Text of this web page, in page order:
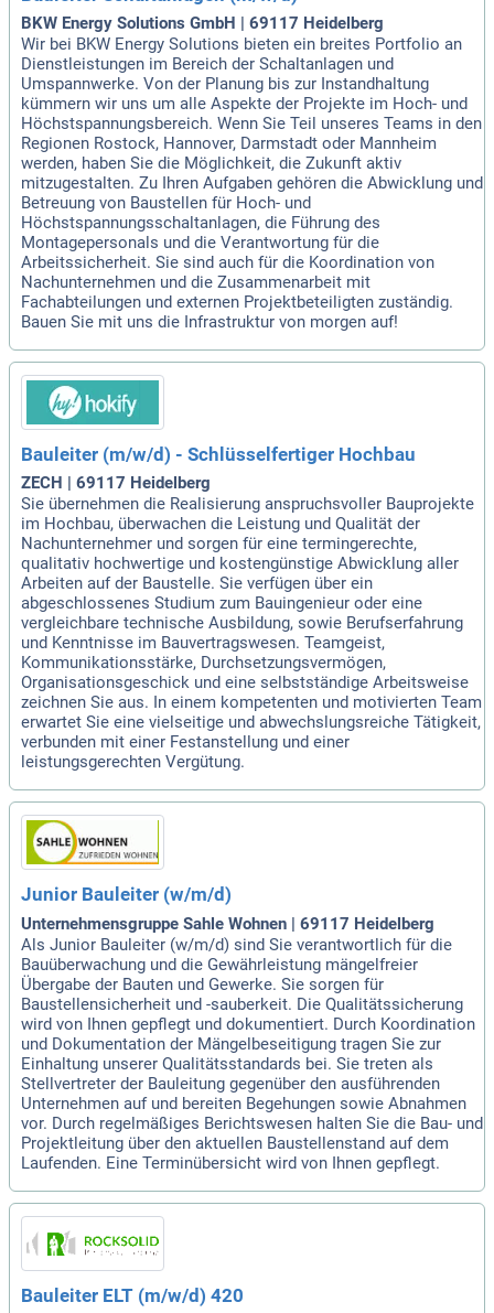
BKW Energy Solutions GmbH | 69117 Heidelberg
Wir bei BKW Energy Solutions bieten ein breites Portfolio an
Dienstleistungen im Bereich der Schaltanlagen und
Umspannwerke. Von der Planung bis zur Instandhaltung
kümmern wir uns um alle Aspekte der Projekte im Hoch- und
Höchstspannungsbereich. Wenn Sie Teil unseres Teams in den
Regionen Rostock, Hannover, Darmstadt oder Mannheim
werden, haben Sie die Möglichkeit, die Zukunft aktiv
mitzugestalten. Zu Ihren Aufgaben gehören die Abwicklung und
Betreuung von Baustellen für Hoch- und
Höchstspannungsschaltanlagen, die Führung des
Montagepersonals und die Verantwortung für die
Arbeitssicherheit. Sie sind auch für die Koordination von
Nachunternehmen und die Zusammenarbeit mit
Fachabteilungen und externen Projektbeteiligten zuständig.
Bauen Sie mit uns die Infrastruktur von morgen auf!
Bauleiter (m/w/d) - Schlüsselfertiger Hochbau
ZECH | 69117 Heidelberg
Sie übernehmen die Realisierung anspruchsvoller Bauprojekte
im Hochbau, überwachen die Leistung und Qualität der
Nachunternehmer und sorgen für eine termingerechte,
qualitativ hochwertige und kostengünstige Abwicklung aller
Arbeiten auf der Baustelle. Sie verfügen über ein
abgeschlossenes Studium zum Bauingenieur oder eine
vergleichbare technische Ausbildung, sowie Berufserfahrung
und Kenntnisse im Bauvertragswesen. Teamgeist,
Kommunikationsstärke, Durchsetzungsvermögen,
Organisationsgeschick und eine selbstständige Arbeitsweise
zeichnen Sie aus. In einem kompetenten und motivierten Team
erwartet Sie eine vielseitige und abwechslungsreiche Tätigkeit,
verbunden mit einer Festanstellung und einer
leistungsgerechten Vergütung.
Junior Bauleiter (w/m/d)
Unternehmensgruppe Sahle Wohnen | 69117 Heidelberg
Als Junior Bauleiter (w/m/d) sind Sie verantwortlich für die
Bauüberwachung und die Gewährleistung mängelfreier
Übergabe der Bauten und Gewerke. Sie sorgen für
Baustellensicherheit und -sauberkeit. Die Qualitätssicherung
wird von Ihnen gepflegt und dokumentiert. Durch Koordination
und Dokumentation der Mängelbeseitigung tragen Sie zur
Einhaltung unserer Qualitätsstandards bei. Sie treten als
Stellvertreter der Bauleitung gegenüber den ausführenden
Unternehmen auf und bereiten Begehungen sowie Abnahmen
vor. Durch regelmäßiges Berichtswesen halten Sie die Bau- und
Projektleitung über den aktuellen Baustellenstand auf dem
Laufenden. Eine Terminübersicht wird von Ihnen gepflegt.
Bauleiter ELT (m/w/d) 420